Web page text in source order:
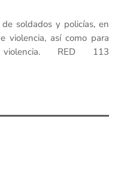
soldados y policías, en
violencia, así como para
RED 113